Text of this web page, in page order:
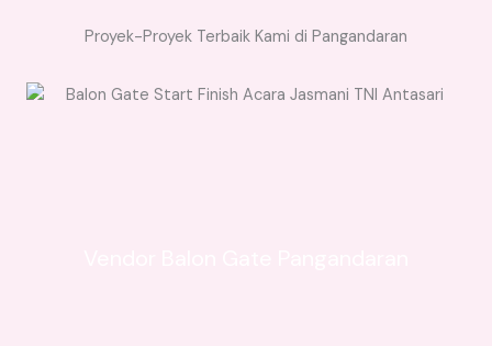
Proyek-Proyek Terbaik Kami di Pangandaran